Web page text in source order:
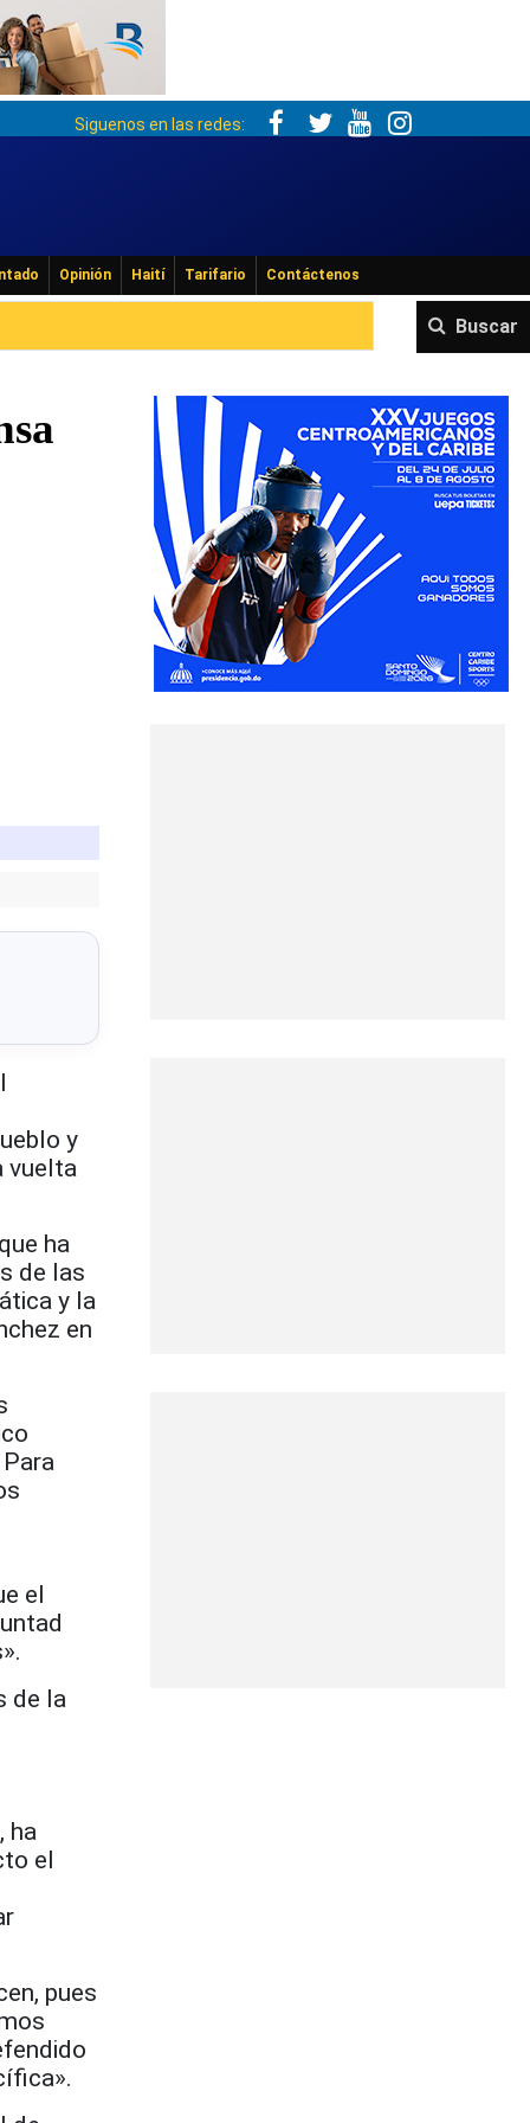
Siguenos en las redes:
Opinión Haití Tarifario Contáctenos
Buscar
y
vuelta
ha
de las
y la
en
el
de la
ha
el
pues